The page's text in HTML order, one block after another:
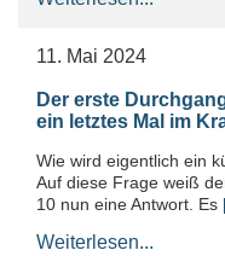
11. Mai 2024
Der erste
ein letztes Mal im
Wie wird eigentlich ein
Auf diese Frage weiß
10 nun eine Antwort. Es
Weiterlesen...